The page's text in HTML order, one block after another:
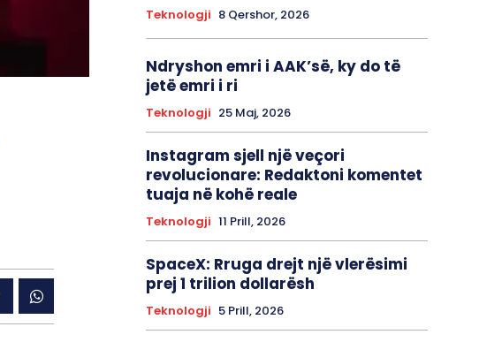
Teknologji 8 Qershor, 2026
Ndryshon emri i AAK’së, ky do të
jetë emri i ri
Teknologji 25 Maj, 2026
Instagram sjell një veçori
revolucionare: Redaktoni komentet
tuaja në kohë reale
Teknologji 11 Prill, 2026
SpaceX: Rruga drejt një vlerësimi
prej 1 trilion dollarësh
Teknologji 5 Prill, 2026